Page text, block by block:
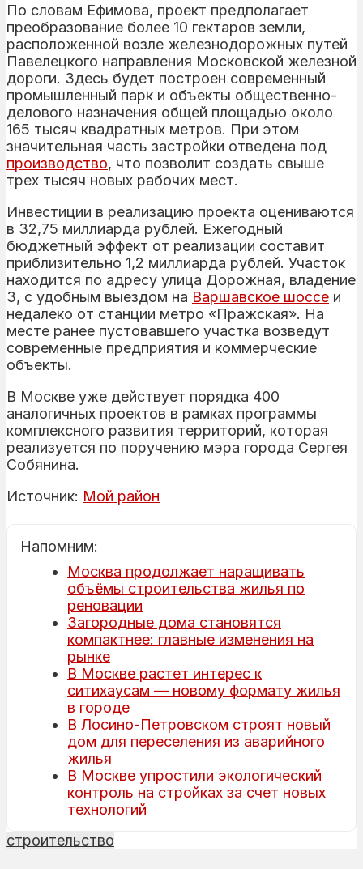
По словам Ефимова, проект предполагает
преобразование более 10 гектаров земли,
расположенной возле железнодорожных путей
Павелецкого направления Московской железной
дороги. Здесь будет построен современный
промышленный парк и объекты общественно-
делового назначения общей площадью около
165 тысяч квадратных метров. При этом
значительная часть застройки отведена под
производство, что позволит создать свыше
трех тысяч новых рабочих мест.
Инвестиции в реализацию проекта оцениваются
в 32,75 миллиарда рублей. Ежегодный
бюджетный эффект от реализации составит
приблизительно 1,2 миллиарда рублей. Участок
находится по адресу улица Дорожная, владение
3, с удобным выездом на Варшавское шоссе и
недалеко от станции метро «Пражская». На
месте ранее пустовавшего участка возведут
современные предприятия и коммерческие
объекты.
В Москве уже действует порядка 400
аналогичных проектов в рамках программы
комплексного развития территорий, которая
реализуется по поручению мэра города Сергея
Собянина.
Источник: Мой район
Напомним:
Москва продолжает наращивать
объёмы строительства жилья по
реновации
Загородные дома становятся
компактнее: главные изменения на
рынке
В Москве растет интерес к
ситихаусам — новому формату жилья
в городе
В Лосино-Петровском строят новый
дом для переселения из аварийного
жилья
В Москве упростили экологический
контроль на стройках за счет новых
технологий
строительство